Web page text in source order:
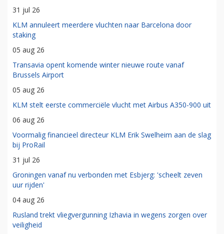
31 jul 26
KLM annuleert meerdere vluchten naar Barcelona door
staking
05 aug 26
Transavia opent komende winter nieuwe route vanaf
Brussels Airport
05 aug 26
KLM stelt eerste commerciële vlucht met Airbus A350-900 uit
06 aug 26
Voormalig financieel directeur KLM Erik Swelheim aan de slag
bij ProRail
31 jul 26
Groningen vanaf nu verbonden met Esbjerg: 'scheelt zeven
uur rijden'
04 aug 26
Rusland trekt vliegvergunning Izhavia in wegens zorgen over
veiligheid